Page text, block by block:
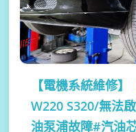
【電機系統維修】
W220 S320/無法
油泵浦故障#汽油